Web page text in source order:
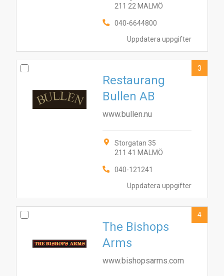
Uppdatera uppgifter
211 22 MALMÖ
040-6644800
Uppdatera uppgifter
Restaurang
Bullen AB
www.bullen.nu
Storgatan 35
211 41 MALMÖ
040-121241
3
The Bishops
Arms
www.bishopsarms.com
4